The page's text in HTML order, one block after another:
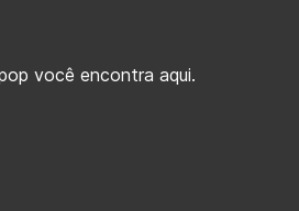
você encontra aqui.